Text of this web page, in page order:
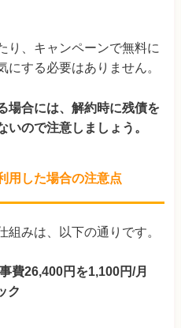
り、キャンペーンで無料に
する必要はありません。
場合には、解約時に残債を
ので注意しましょう。
用した場合の注意点
みは、以下の通りです。
費26,400円を1,100円/月
ク